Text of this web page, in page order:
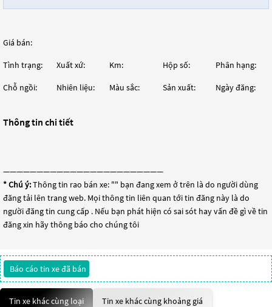
Giá bán:
Tình trạng: Xuất xứ: Km: Hộp số: Phân hạng:
Chỗ ngồi: Nhiên liệu: Màu sắc: Sản xuất: Ngày đăng:
Thông tin chi tiết
————————————————————————
* Chú ý:Thông tin rao bán xe: "" bạn đang xem ở trên là do người dùng
đăng tải lên trang web. Mọi thông tin liên quan tới tin đăng này là do
người đăng tin cung cấp . Nếu bạn phát hiện có sai sót hay vấn đề gì về tin
đăng xin hãy thông báo cho chúng tôi
Báo cáo tin xe đã bán
Tin xe khác cùng loại Tin xe khác cùng khoảng giá